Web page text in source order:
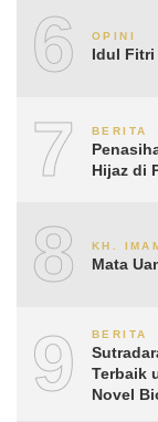
6 OPINI
Idul Fitri
7 BERITA
Hijaz di
8 KH.
Mata
9 BERITA
Terbaik
Novel